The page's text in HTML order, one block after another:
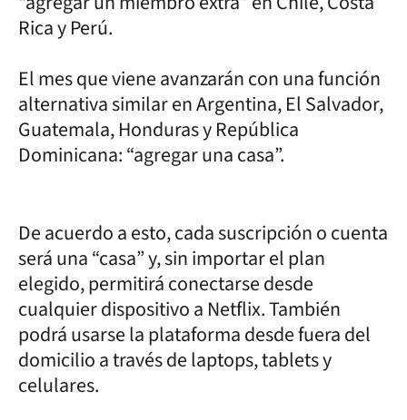
Rica y Perú.
El mes que viene avanzarán con una función
alternativa similar en Argentina, El Salvador,
Guatemala, Honduras y República
Dominicana: “agregar una casa”.
De acuerdo a esto, cada suscripción o cuenta
será una “casa” y, sin importar el plan
elegido, permitirá conectarse desde
cualquier dispositivo a Netflix. También
podrá usarse la plataforma desde fuera del
domicilio a través de laptops, tablets y
celulares.